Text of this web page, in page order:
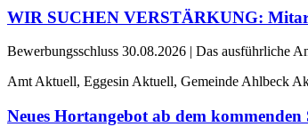
WIR SUCHEN VERSTÄRKUNG:
Bewerbungsschluss 30.08.2026 | Das ausführliche
Amt Aktuell, Eggesin Aktuell, Gemeinde Ahlbeck
Neues Hortangebot ab dem